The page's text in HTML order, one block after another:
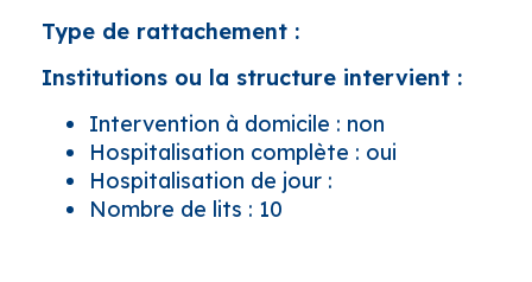
Type de rattachement :
Institutions ou la structure intervient :
Intervention à domicile : non
Hospitalisation complète : oui
Hospitalisation de jour :
Nombre de lits : 10